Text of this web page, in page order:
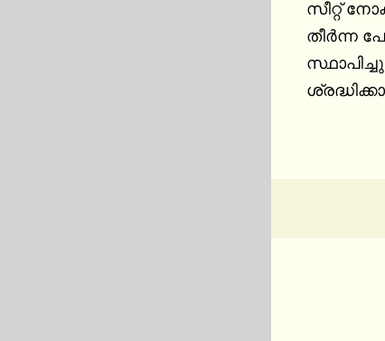
സീറ്റ് നോക്കി ഇരുന്നു.
തീർന്ന